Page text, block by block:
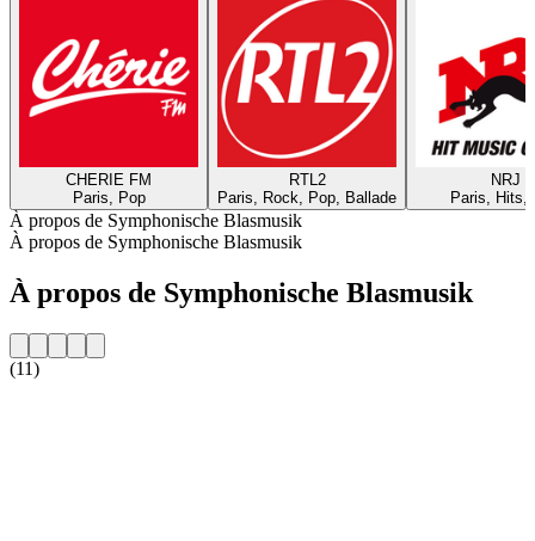
CHERIE FM
Paris, Pop
RTL2
Paris, Rock, Pop, Ballade
NRJ
Paris, Hits,
À propos de Symphonische Blasmusik
À propos de Symphonische Blasmusik
À propos de Symphonische Blasmusik
(11)